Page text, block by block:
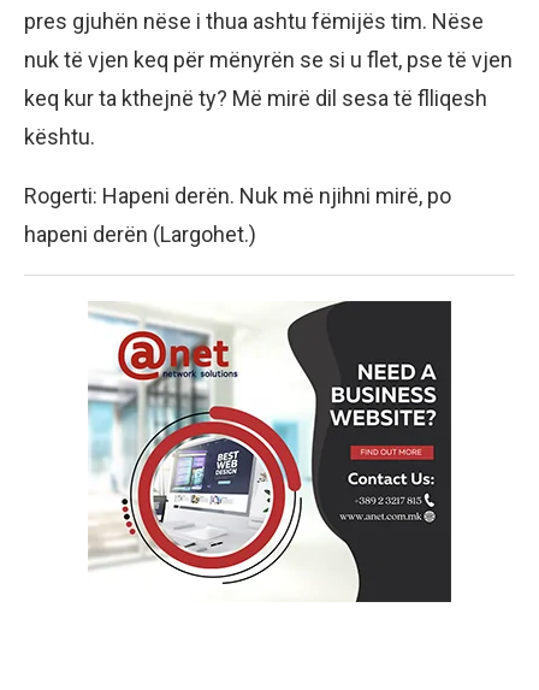
pres gjuhën nëse i thua ashtu fëmijës tim. Nëse
nuk të vjen keq për mënyrën se si u flet, pse të vjen
keq kur ta kthejnë ty? Më mirë dil sesa të flliqesh
kështu.
Rogerti: Hapeni derën. Nuk më njihni mirë, po
hapeni derën (Largohet.)